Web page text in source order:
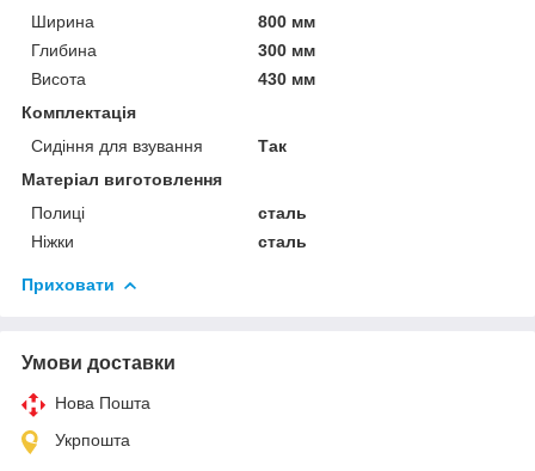
Ширина
800 мм
Глибина
300 мм
Висота
430 мм
Комплектація
Сидіння для взування
Так
Матеріал виготовлення
Полиці
сталь
Ніжки
сталь
Приховати
Умови доставки
Нова Пошта
Укрпошта